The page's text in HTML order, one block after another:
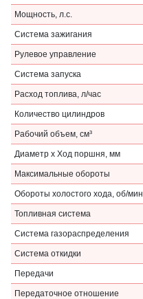
Мощность, л.с.
Система зажигания
Рулевое управление
Система запуска
Расход топлива, л/час
Количество цилиндров
Рабочий объем, см³
Диаметр х Ход поршня, мм
Максимальные обороты
Обороты холостого хода, об/мин
Топливная система
Система газораспределения
Система откидки
Передачи
Передаточное отношение